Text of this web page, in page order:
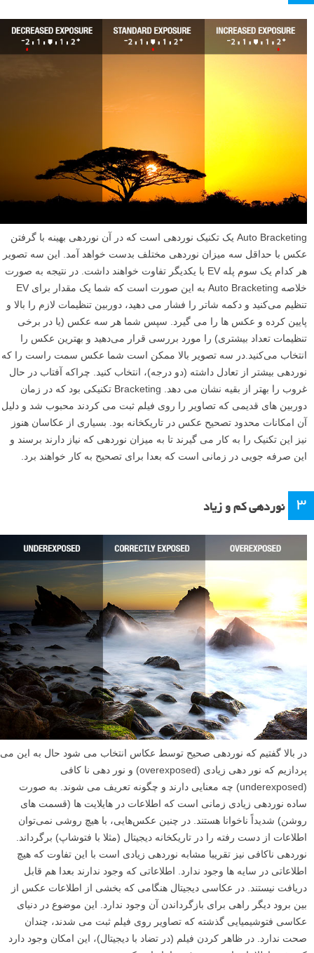
Auto Bracketing یک تکنیک نوردهی است که در آن نوردهی بهینه با گرفتن
عکس با حداقل سه میزان نوردهی مختلف بدست خواهد آمد. این سه تصویر
هر کدام یک سوم پله EV با یکدیگر تفاوت خواهند داشت. در نتیجه به صورت
خلاصه Auto Bracketing به این صورت است که شما یک مقدار برای EV
تنظیم می‌کنید و دکمه شاتر را فشار می دهید، دوربین تنظیمات لازم را بالا و
پایین کرده و عکس ها را می گیرد. سپس شما هر سه عکس (یا در برخی
تنظیمات تعداد بیشتری) را مورد بررسی قرار می‌دهید و بهترین عکس را
انتخاب می‌کنید.در سه تصویر بالا ممکن است شما عکس سمت راست را که
نوردهی بیشتر از تعادل داشته (دو درجه)، انتخاب کنید. چراکه آفتاب در حال
غروب را بهتر از بقیه نشان می دهد. Bracketing تکنیکی بود که در زمان
دوربین های قدیمی که تصاویر را روی فیلم ثبت می کردند محبوب شد و دلیل
آن امکانات محدود تصحیح عکس در تاریکخانه بود. بسیاری از عکاسان هنوز
نیز این تکنیک را به کار می گیرند تا به میزان نوردهی که نیاز دارند برسند و
این صرفه جویی در زمانی است که بعدا برای تصحیح به کار خواهند برد.
۳ نوردهی کم و زیاد
در بالا گفتیم که نوردهی صحیح توسط عکاس انتخاب می شود حال به این می
پردازیم که نور دهی زیادی (overexposed) و نور دهی نا کافی
(underexposed) چه معنایی دارند و چگونه تعریف می شوند. به صورت
ساده نوردهی زیادی زمانی است که اطلاعات در هایلایت ها (قسمت های
روشن) شدیداً ناخوانا هستند. در چنین عکس‌هایی، با هیچ روشی نمی‌توان
اطلاعات از دست رفته را در تاریکخانه دیجیتال (مثلا با فتوشاپ) برگرداند.
نوردهی ناکافی نیز تقریبا مشابه نوردهی زیادی است با این تفاوت که هیچ
اطلاعاتی در سایه ها وجود ندارد. اطلاعاتی که وجود ندارند بعدا هم قابل
دریافت نیستند. در عکاسی دیجیتال هنگامی که بخشی از اطلاعات عکس از
بین برود دیگر راهی برای بازگرداندن آن وجود ندارد. این موضوع در دنیای
عکاسی فتوشیمیایی گذشته که تصاویر روی فیلم ثبت می شدند، چندان
صحت ندارد. در ظاهر کردن فیلم (در تضاد با دیجیتال)، این امکان وجود دارد